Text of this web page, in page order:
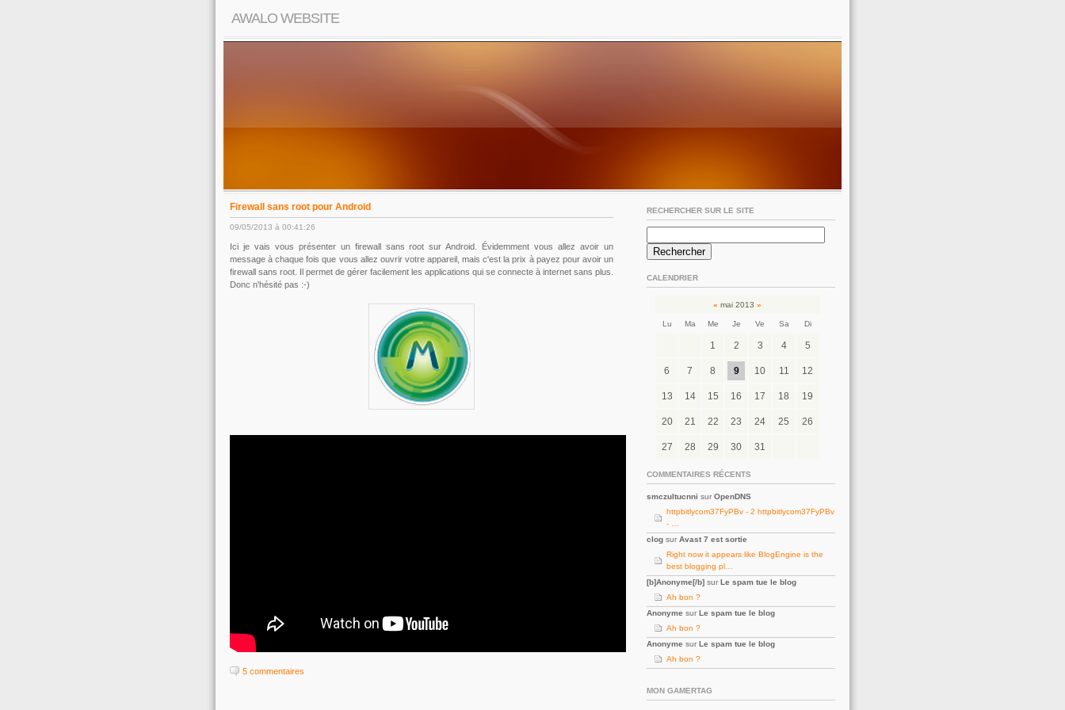
AWALO WEBSITE
Firewall sans root pour Android
09/05/2013 à 00:41:26
Ici je vais vous présenter un firewall sans root sur Android. Évidemment vous allez avoir un
message à chaque fois que vous allez ouvrir votre appareil, mais c'est la prix à payez pour avoir un
firewall sans root. Il permet de gérer facilement les applications qui se connecte à internet sans plus.
Donc n'hésité pas :-)
5 commentaires
RECHERCHER SUR LE SITE
CALENDRIER
« mai 2013 »
Lu Ma Me Je Ve Sa Di
1 2 3 4 5
6 7 8 9 10 11 12
13 14 15 16 17 18 19
20 21 22 23 24 25 26
27 28 29 30 31
COMMENTAIRES RÉCENTS
smczultucnni sur OpenDNS
httpbitlycom37FyPBv - 2 httpbitlycom37FyPBv
- …
clog sur Avast 7 est sortie
Right now it appears like BlogEngine is the
best blogging pl…
[b]Anonyme[/b] sur Le spam tue le blog
Ah bon ?
Anonyme sur Le spam tue le blog
Ah bon ?
Anonyme sur Le spam tue le blog
Ah bon ?
MON GAMERTAG